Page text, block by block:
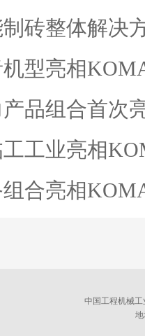
砖整体解决
型亮相
品组合首次
工业亮相
合亮相
中国工程机械
地